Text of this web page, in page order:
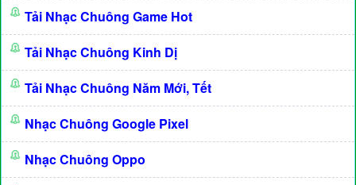
Tải Nhạc Chuông Game Hot
Tải Nhạc Chuông Kinh Dị
Tải Nhạc Chuông Năm Mới, Tết
Nhạc Chuông Google Pixel
Nhạc Chuông Oppo